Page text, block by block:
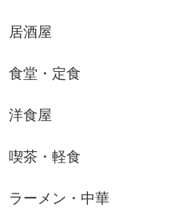
居酒屋
食堂・定食
洋食屋
喫茶・軽食
ラーメン・中華